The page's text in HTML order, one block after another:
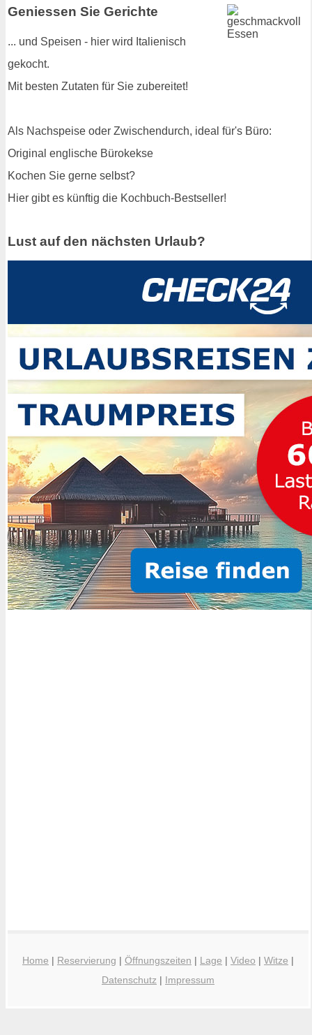
Geniessen Sie Gerichte
... und Speisen - hier wird Italienisch
gekocht.
Mit besten Zutaten für Sie zubereitet!
Als Nachspeise oder Zwischendurch, ideal für's Büro:
Original englische Bürokekse
Kochen Sie gerne selbst?
Hier gibt es künftig die Kochbuch-Bestseller!
Lust auf den nächsten Urlaub?
Home | Reservierung | Öffnungszeiten | Lage | Video | Witze |
Datenschutz | Impressum